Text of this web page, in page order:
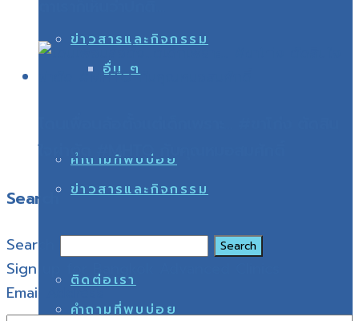
ข่าวสารและกิจกรรม
คำถามที่พบบ่อย
ติดต่อเรา
อื่น ๆ
ข่าวสารและกิจกรรม
คำถามที่พบบ่อย
ใจผ่าตัด #MHTO กับคุณหมอสมศักดิ์
Search
Search
Sign up for Bangkok Advanced Clinics
Email Address